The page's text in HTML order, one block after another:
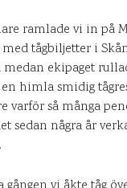
ramlade vi in på
tågbiljetter i
medan ekipaget
himla smidig
varför så många
sedan några år